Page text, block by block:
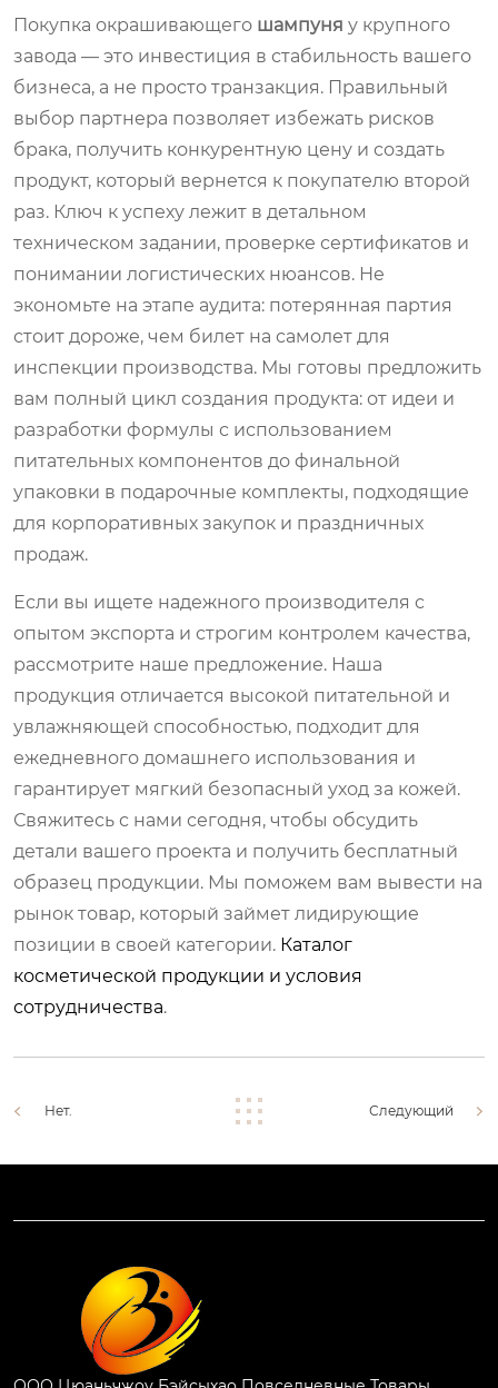
Покупка окрашивающего шампуня у крупного
завода — это инвестиция в стабильность вашего
бизнеса, а не просто транзакция. Правильный
выбор партнера позволяет избежать рисков
брака, получить конкурентную цену и создать
продукт, который вернется к покупателю второй
раз. Ключ к успеху лежит в детальном
техническом задании, проверке сертификатов и
понимании логистических нюансов. Не
экономьте на этапе аудита: потерянная партия
стоит дороже, чем билет на самолет для
инспекции производства. Мы готовы предложить
вам полный цикл создания продукта: от идеи и
разработки формулы с использованием
питательных компонентов до финальной
упаковки в подарочные комплекты, подходящие
для корпоративных закупок и праздничных
продаж.
Если вы ищете надежного производителя с
опытом экспорта и строгим контролем качества,
рассмотрите наше предложение. Наша
продукция отличается высокой питательной и
увлажняющей способностью, подходит для
ежедневного домашнего использования и
гарантирует мягкий безопасный уход за кожей.
Свяжитесь с нами сегодня, чтобы обсудить
детали вашего проекта и получить бесплатный
образец продукции. Мы поможем вам вывести на
рынок товар, который займет лидирующие
позиции в своей категории. Каталог
косметической продукции и условия
сотрудничества.
Нет. Следующий